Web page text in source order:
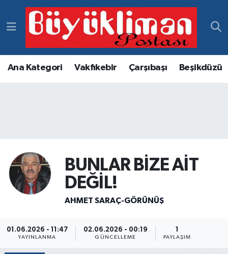
Ana Kategori Vakfıkebir Çarşıbaşı Beşikdüzü
BUNLAR BİZE AİT
DEĞİL!
AHMET SARAÇ-GÖRÜNÜŞ
01.06.2026 - 11:47
YAYINLANMA
02.06.2026 - 00:19
GÜNCELLEME
1
PAYLAŞIM
Vakfıkebir Hava Durumu
Vakfıkebir Trafik Yoğunluk Haritası
Haber Arşivi